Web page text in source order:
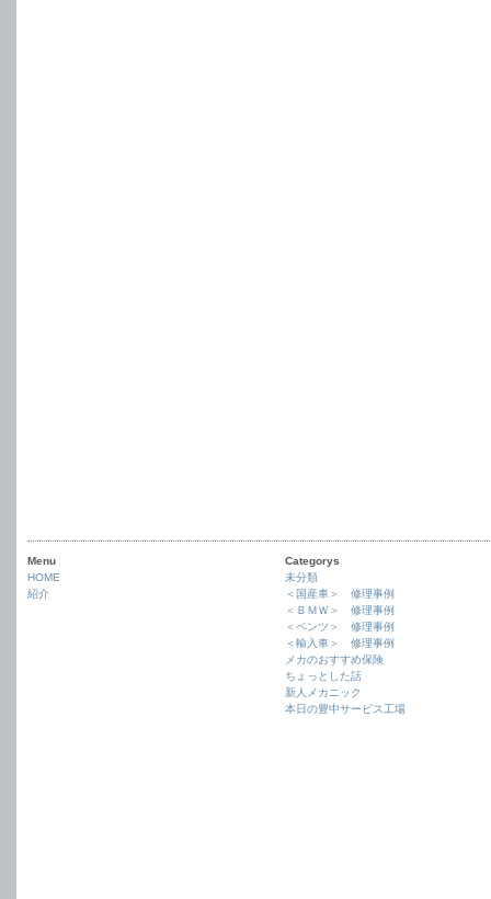
Menu
HOME
紹介
Categorys
未分類
＜国産車＞ 修理事例
＜ＢＭＷ＞ 修理事例
＜ベンツ＞ 修理事例
＜輸入車＞ 修理事例
メカのおすすめ保険
ちょっとした話
新人メカニック
本日の豊中サービス工場